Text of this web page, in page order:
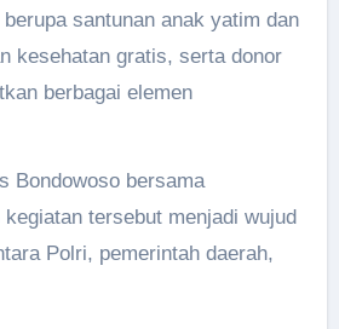
santunan anak yatim dan
kesehatan gratis, serta donor
berbagai elemen
Bondowoso bersama
tersebut menjadi wujud
Polri, pemerintah daerah,